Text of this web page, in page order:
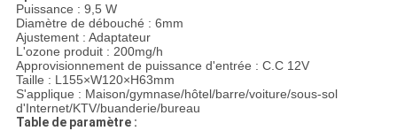
Puissance : 9,5 W
Diamètre de débouché : 6mm
Ajustement : Adaptateur
L'ozone produit : 200mg/h
Approvisionnement de puissance d'entrée : C.C 12V
Taille : L155×W120×H63mm
S'applique : Maison/gymnase/hôtel/barre/voiture/sous-sol
d'Internet/KTV/buanderie/bureau
Table de paramètre :